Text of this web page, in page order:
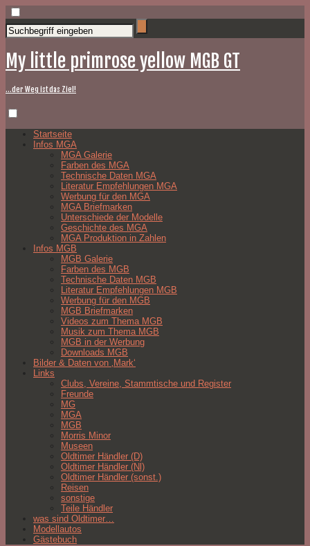
My little primrose yellow MGB GT
…der Weg ist das Ziel!
Startseite
Infos MGA
MGA Galerie
Farben des MGA
Technische Daten MGA
Literatur Empfehlungen MGA
Werbung für den MGA
MGA Briefmarken
Unterschiede der Modelle
Geschichte des MGA
MGA Produktion in Zahlen
Infos MGB
MGB Galerie
Farben des MGB
Technische Daten MGB
Literatur Empfehlungen MGB
Werbung für den MGB
MGB Briefmarken
Videos zum Thema MGB
Musik zum Thema MGB
MGB in der Werbung
Downloads MGB
Bilder & Daten von ‚Mark‘
Links
Clubs, Vereine, Stammtische und Register
Freunde
MG
MGA
MGB
Morris Minor
Museen
Oldtimer Händler (D)
Oldtimer Händler (Nl)
Oldtimer Händler (sonst.)
Reisen
sonstige
Teile Händler
was sind Oldtimer…
Modellautos
Gästebuch